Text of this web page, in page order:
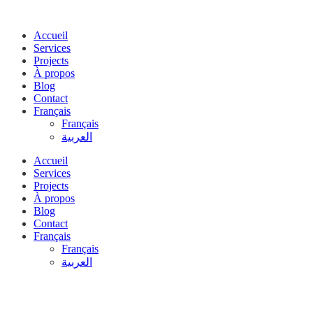
Accueil
Services
Projects
À propos
Blog
Contact
Français
Français
العربية
Accueil
Services
Projects
À propos
Blog
Contact
Français
Français
العربية